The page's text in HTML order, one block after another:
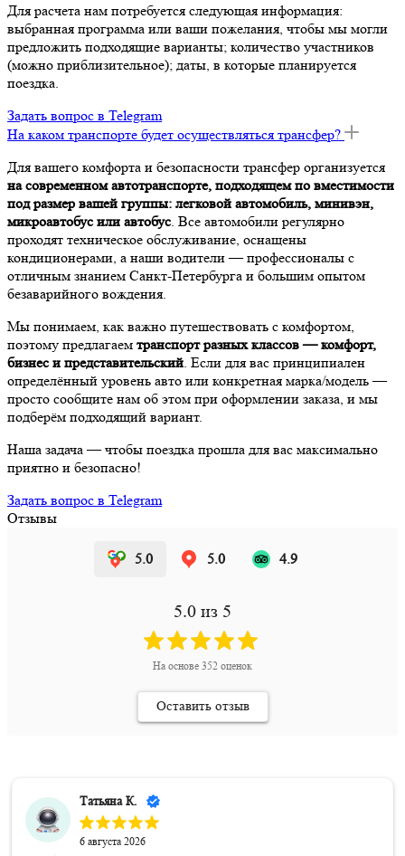
Для расчета нам потребуется следующая информация:
выбранная программа или ваши пожелания, чтобы мы могли
предложить подходящие варианты; количество участников
(можно приблизительное); даты, в которые планируется
поездка.
Задать вопрос в Telegram
На каком транспорте будет осуществляться трансфер?
Для вашего комфорта и безопасности трансфер организуется
на современном автотранспорте, подходящем по вместимости
под размер вашей группы: легковой автомобиль, минивэн,
микроавтобус или автобус. Все автомобили регулярно
проходят техническое обслуживание, оснащены
кондиционерами, а наши водители — профессионалы с
отличным знанием Санкт-Петербурга и большим опытом
безаварийного вождения.
Мы понимаем, как важно путешествовать с комфортом,
поэтому предлагаем транспорт разных классов — комфорт,
бизнес и представительский. Если для вас принципиален
определённый уровень авто или конкретная марка/модель —
просто сообщите нам об этом при оформлении заказа, и мы
подберём подходящий вариант.
Наша задача — чтобы поездка прошла для вас максимально
приятно и безопасно!
Задать вопрос в Telegram
Отзывы
5.0 5.0 4.9
5.0 из 5
На основе 352 оценок
Оставить отзыв
Татьяна К.
6 августа 2026